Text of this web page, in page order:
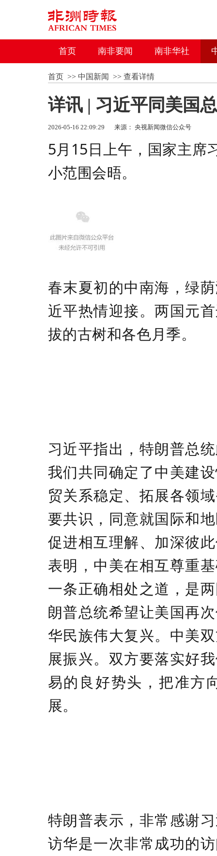
首页 南非要闻 南非华社
首页>> 中国新闻 >> 查看详情
详讯 | 习近平同美国
2026-05-16 22:09:29 来源： 央视新闻微信公众号
5月15日上午，国家主席
小范围会晤。
春末夏初的中南海，绿
近平热情迎接。两国元
拔的古树和各色月季。
习近平指出，特朗普总
我们共同确定了中美建
贸关系稳定、拓展各领
要共识，同意就国际和
促进相互理解、加深彼
表明，中美在相互尊重
一条正确相处之道，是
朗普总统希望让美国再
华民族伟大复兴。中美
展振兴。双方要落实好
易的良好势头，把准方
展。
特朗普表示，非常感谢
访华是一次非常成功的